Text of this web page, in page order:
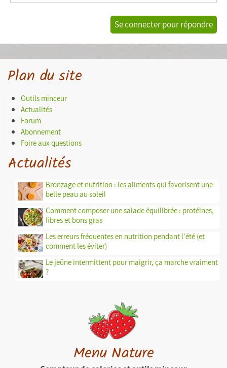
Se connecter pour répondre
Plan du site
Outils minceur
Actualités
Forum
Abonnement
Foire aux questions
Actualités
Bronzage et nutrition : les aliments qui favorisent une
belle peau au soleil
Comment composer une salade équilibrée : protéines,
fibres et bons gras
Les erreurs fréquentes en nutrition pendant l'été (et
comment les éviter)
Le jeûne intermittent pour maigrir, ça marche vraiment
?
Menu Nature